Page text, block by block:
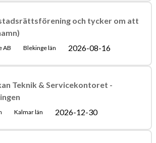
och tycker om att
AB Blekinge län 2026-08-16
Teknik & Servicekontoret -
Kalmar län 2026-12-30